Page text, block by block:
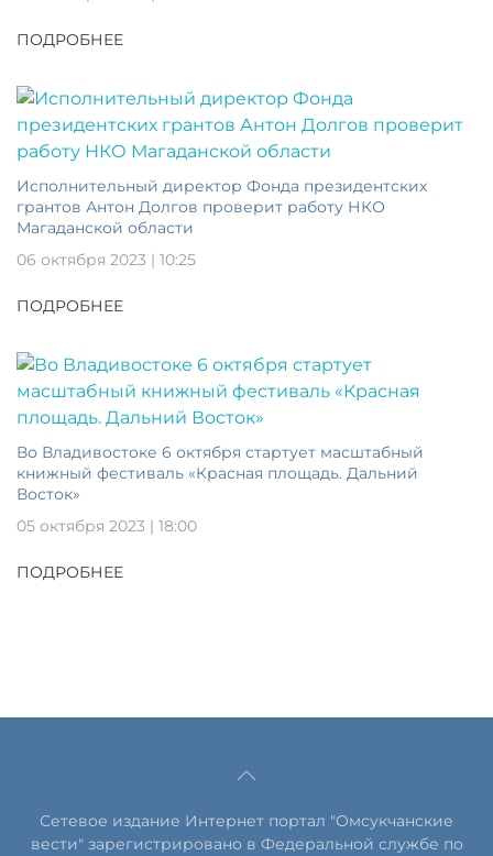
ПОДРОБНЕЕ
Исполнительный директор Фонда президентских
грантов Антон Долгов проверит работу НКО
Магаданской области
06 октября 2023 | 10:25
ПОДРОБНЕЕ
Во Владивостоке 6 октября стартует масштабный
книжный фестиваль «Красная площадь. Дальний
Восток»
05 октября 2023 | 18:00
ПОДРОБНЕЕ
Сетевое издание Интернет портал "Омсукчанские
вести" зарегистрировано в Федеральной службе по